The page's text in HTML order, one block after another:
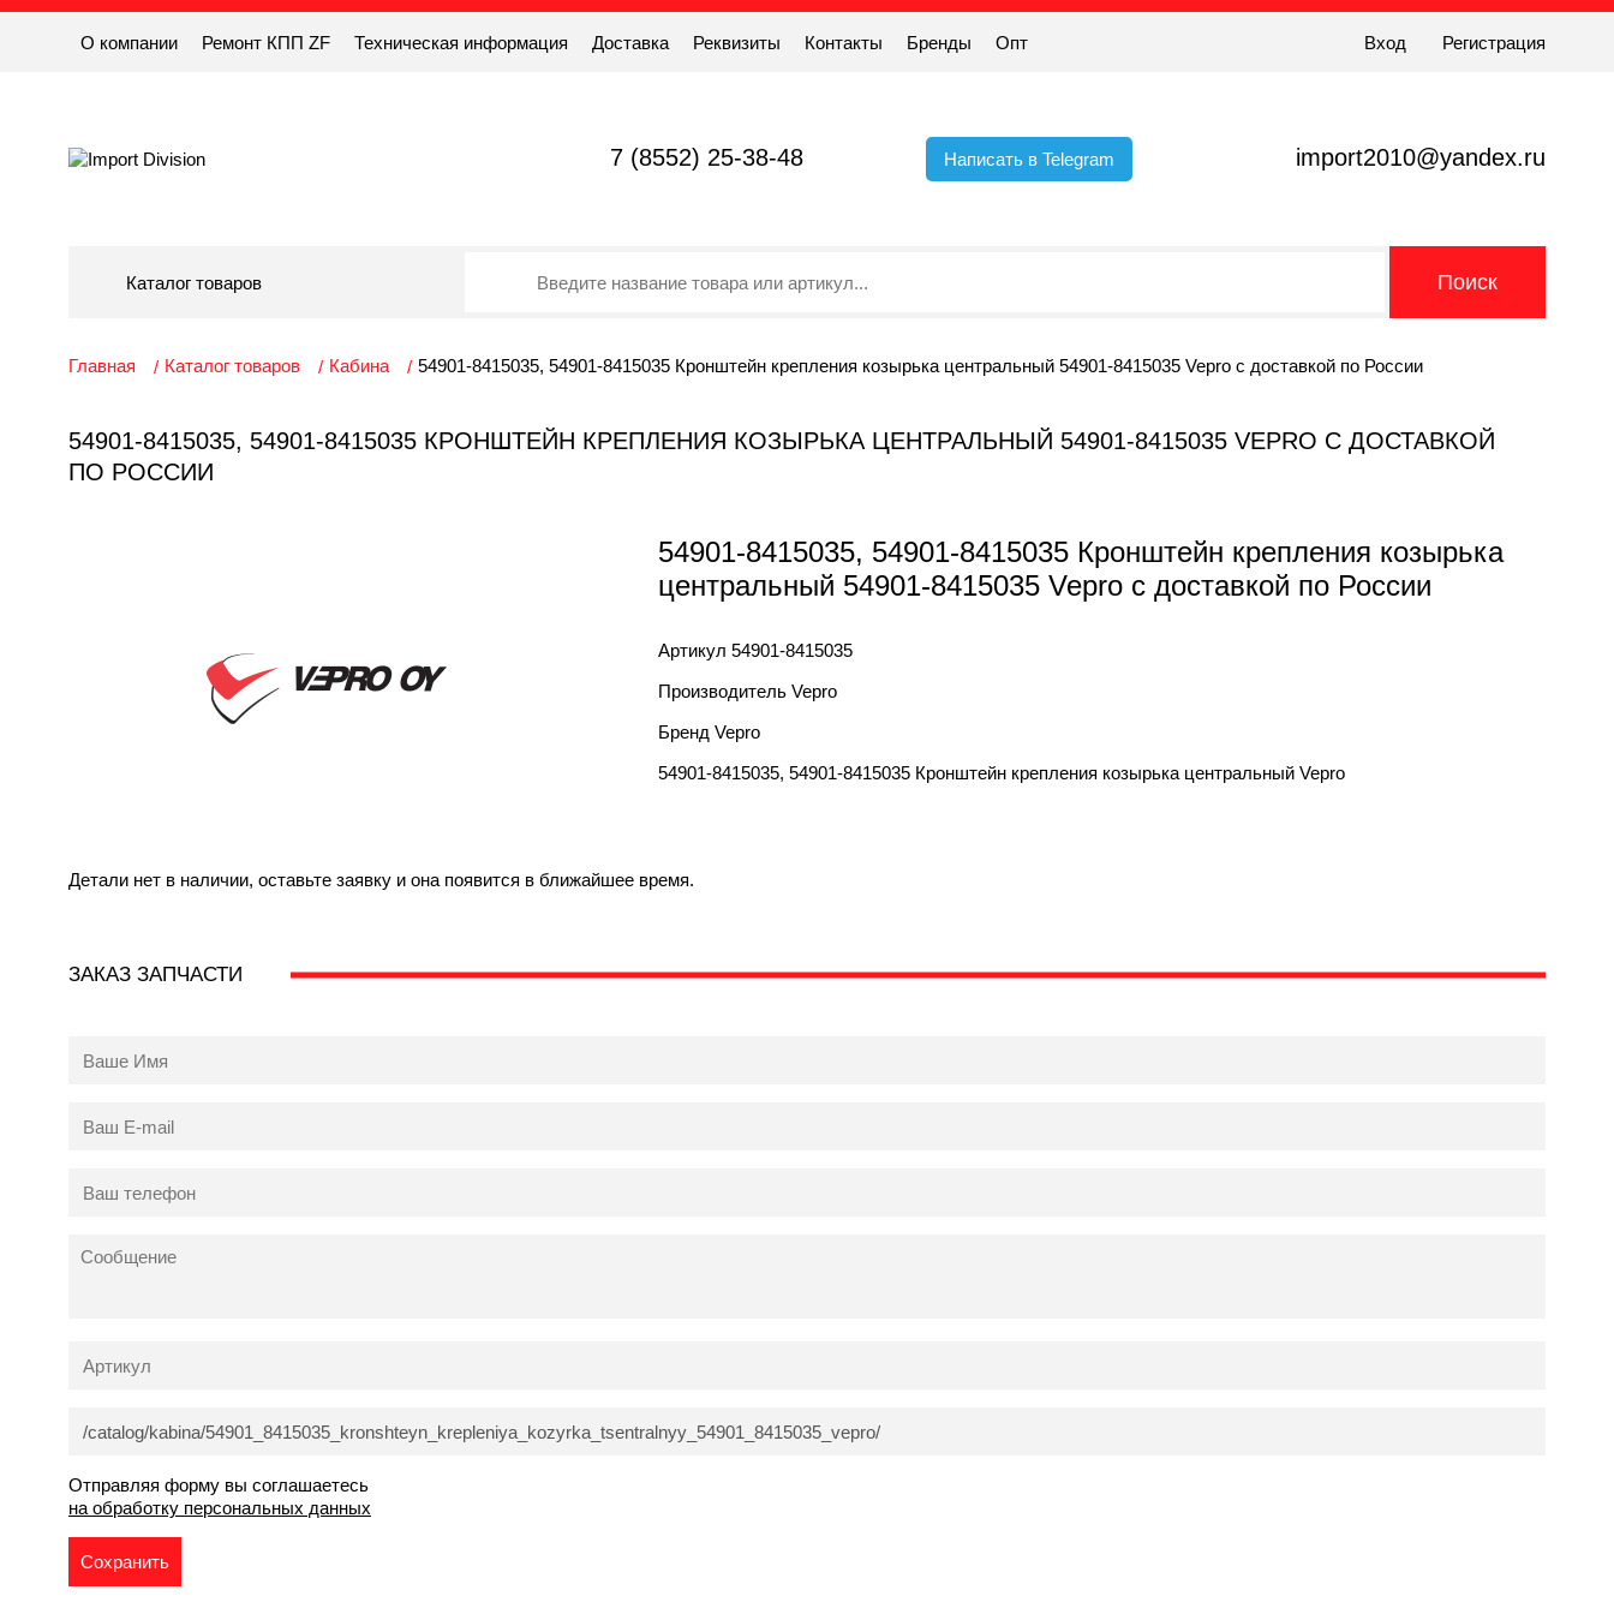
О компании Ремонт КПП ZF Техническая информация Доставка Реквизиты Контакты Бренды Опт Вход Регистрация
7 (8552) 25-38-48 Написать в Telegram import2010@yandex.ru
Каталог товаров
Главная Каталог товаров Кабина 54901-8415035, 54901-8415035 Кронштейн крепления козырька центральный 54901-8415035 Vepro с доставкой по России
54901-8415035, 54901-8415035 КРОНШТЕЙН КРЕПЛЕНИЯ КОЗЫРЬКА ЦЕНТРАЛЬНЫЙ 54901-8415035 VEPRO С ДОСТАВКОЙ
ПО РОССИИ
54901-8415035, 54901-8415035 Кронштейн крепления козырька
центральный 54901-8415035 Vepro с доставкой по России
Артикул 54901-8415035
Производитель Vepro
Бренд Vepro
54901-8415035, 54901-8415035 Кронштейн крепления козырька центральный Vepro
Детали нет в наличии, оставьте заявку и она появится в ближайшее время.
ЗАКАЗ ЗАПЧАСТИ
Отправляя форму вы соглашаетесь
на обработку персональных данных